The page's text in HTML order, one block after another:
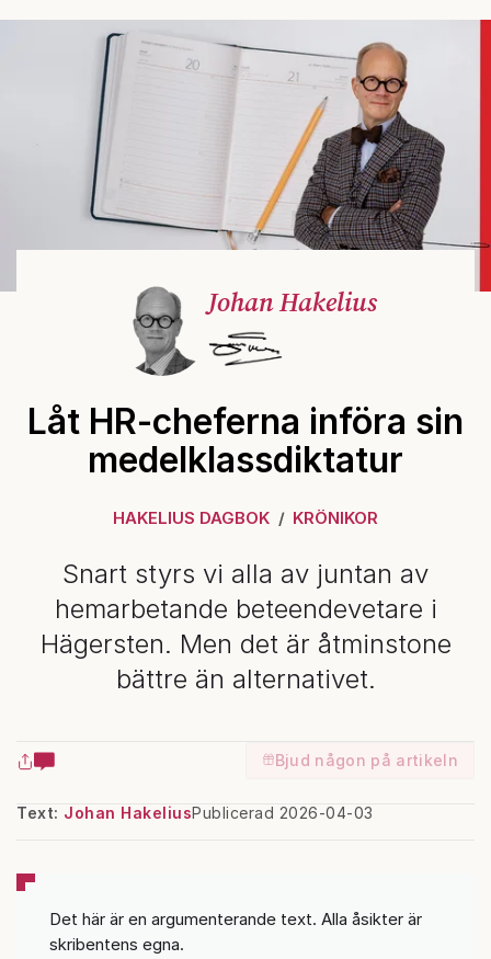
Johan Hakelius
Låt HR-cheferna införa sin
medelklassdiktatur
HAKELIUS DAGBOK KRÖNIKOR
Snart styrs vi alla av juntan av
hemarbetande beteendevetare i
Hägersten. Men det är åtminstone
bättre än alternativet.
Bjud någon på artikeln
Text: Johan HakeliusPublicerad 2026-04-03
Det här är en argumenterande text. Alla åsikter är
skribentens egna.